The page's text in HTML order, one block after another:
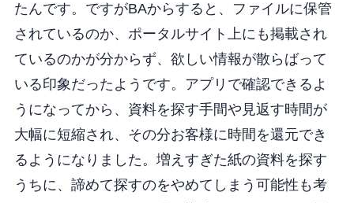
たんです。ですがBAからすると、ファイルに保管
されているのか、ポータルサイト上にも掲載され
ているのかが分からず、欲しい情報が散らばって
いる印象だったようです。アプリで確認できるよ
うになってから、資料を探す手間や見返す時間が
大幅に短縮され、その分お客様に時間を還元でき
るようになりました。増えすぎた紙の資料を探す
うちに、諦めて探すのをやめてしまう可能性も考